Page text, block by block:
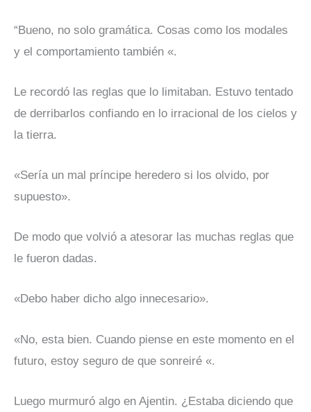
“Bueno, no solo gramática. Cosas como los modales
y el comportamiento también «.
Le recordó las reglas que lo limitaban. Estuvo tentado
de derribarlos confiando en lo irracional de los cielos y
la tierra.
«Sería un mal príncipe heredero si los olvido, por
supuesto».
De modo que volvió a atesorar las muchas reglas que
le fueron dadas.
«Debo haber dicho algo innecesario».
«No, esta bien. Cuando piense en este momento en el
futuro, estoy seguro de que sonreiré «.
Luego murmuró algo en Ajentin. ¿Estaba diciendo que